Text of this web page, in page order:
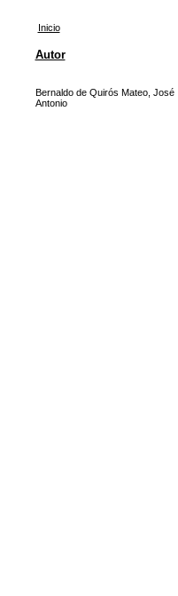
Inicio
Autor
Bernaldo de Quirós Mateo, José
Antonio